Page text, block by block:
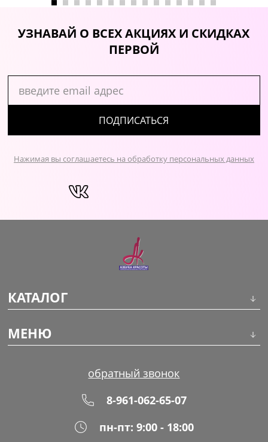
УЗНАВАЙ О ВСЕХ АКЦИЯХ И СКИДКАХ
ПЕРВОЙ
ПОДПИСАТЬСЯ
Нажимая вы соглашаетесь на обработку персональных данных
КАТАЛОГ
Макияж
МЕНЮ
обратный звонок
8-961-062-65-07
пн-пт: 9:00 - 18:00